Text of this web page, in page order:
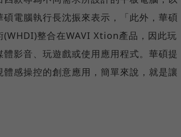
電腦執行長沈振來表示，「此外，華碩
整合在WAVI Xtion產品，因此玩
影音、玩遊戲或使用應用程式。華碩提
感操控的創意應用，簡單來說，就是讓